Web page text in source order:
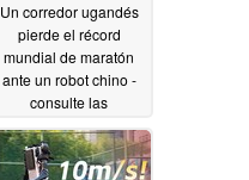
Un corredor ugandés
pierde el récord
mundial de maratón
ante un robot chino -
consulte las
especificaciones
04/19/2026